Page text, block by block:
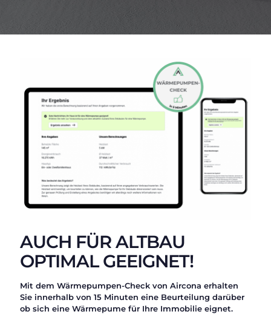
AUCH FÜR ALTBAU
OPTIMAL GEEIGNET!
Mit dem Wärmepumpen-Check von Aircona erhalten
Sie innerhalb von 15 Minuten eine Beurteilung darüber
ob sich eine Wärmepume für Ihre Immobilie eignet.